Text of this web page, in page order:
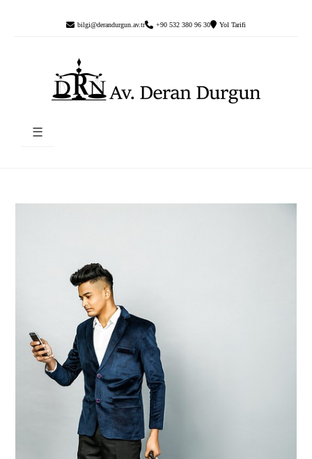
bilgi@derandurgun.av.tr +90 532 380 96 30 Yol Tarifi
☰